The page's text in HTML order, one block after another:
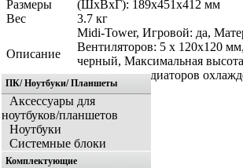
Размеры
(ШхВхГ): 189x451x412 мм
Вес
3.7 кг
Описание
Midi-Tower, Игровой: да,
Вентиляторов: 5 x 120x120
черный, Максимальная
поддержка радиаторов
ПК/ Ноутбуки/ Планшеты
Аксессуары для
ноутбуков/планшетов
Ноутбуки
Системные блоки
Комплектующие